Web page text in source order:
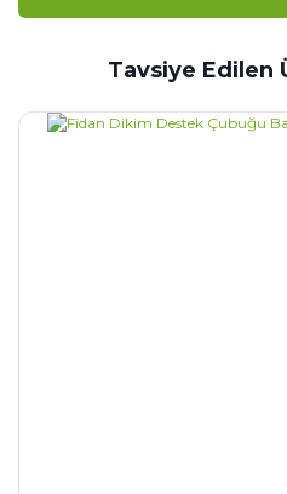
Tavsiye Edilen